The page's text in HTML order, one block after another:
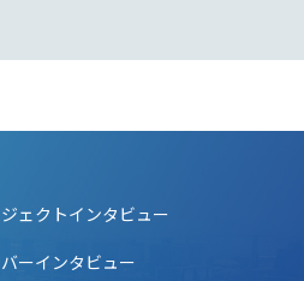
ェクトインタビュー
ーインタビュー